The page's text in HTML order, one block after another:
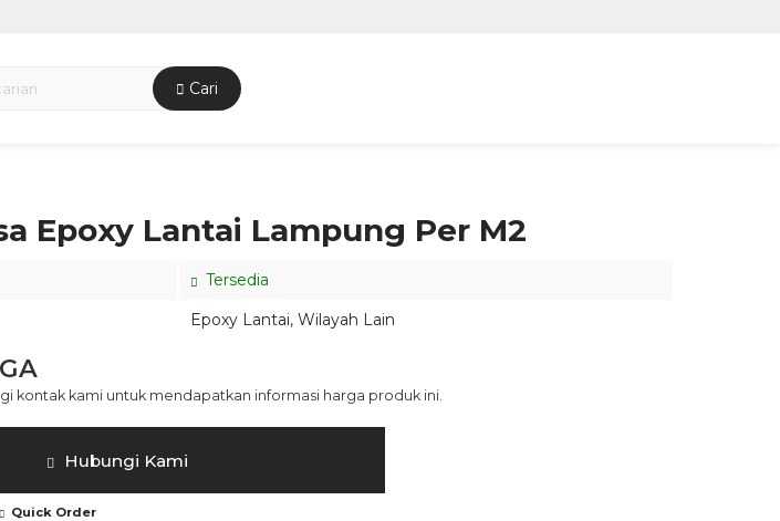
Cari
Epoxy Lantai Lampung Per M2
Tersedia
Epoxy Lantai, Wilayah Lain
kontak kami untuk mendapatkan informasi harga produk ini.
Hubungi Kami
Quick Order